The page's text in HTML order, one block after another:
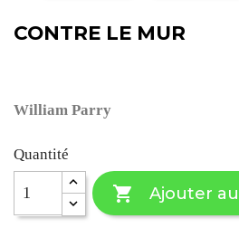
CONTRE LE MUR
William Parry
Quantité
 Ajouter